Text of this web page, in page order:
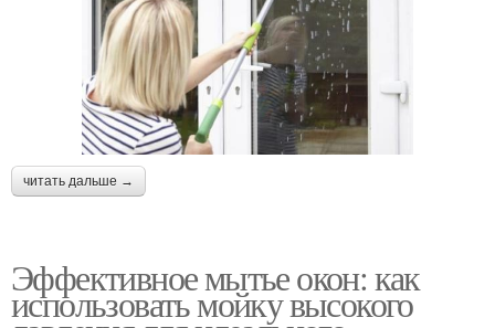
читать дальше →
Эффективное мытье окон: как
использовать мойку высокого